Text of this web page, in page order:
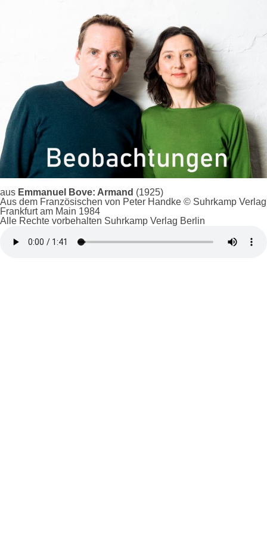
aus Emmanuel Bove: Armand (1925)
Aus dem Französischen von Peter Handke © Suhrkamp Verlag
Frankfurt am Main 1984
Alle Rechte vorbehalten Suhrkamp Verlag Berlin